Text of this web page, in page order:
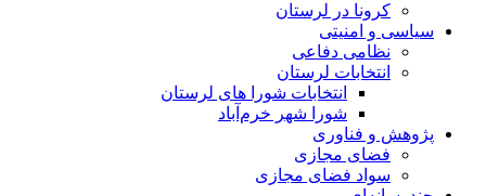
کرونا در لرستان
سیاسی و امنیتی
نظامی دفاعی
انتخابات لرستان
انتخابات شورا های لرستان
شورا شهر خرم‌آباد
پژوهش و فناوری
فضای مجازی
سواد فضای مجازی